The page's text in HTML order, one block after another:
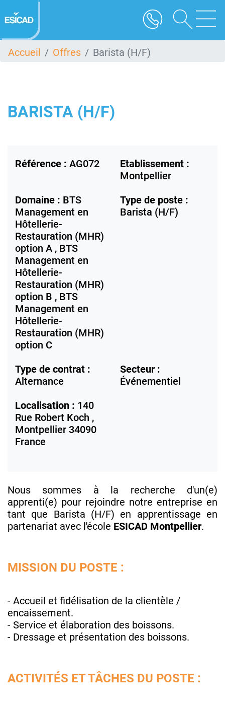
au
contenu
Accueil Offres Barista (H/F)
BARISTA (H/F)
Référence : AG072
Etablissement :
Montpellier
Domaine : BTS
Management en
Hôtellerie-
Restauration (MHR)
option A , BTS
Management en
Hôtellerie-
Restauration (MHR)
option B , BTS
Management en
Hôtellerie-
Restauration (MHR)
option C
Type de poste :
Barista (H/F)
Type de contrat :
Alternance
Secteur :
Événementiel
Localisation : 140
Rue Robert Koch ,
Montpellier 34090
France
Nous sommes à la recherche d'un(e)
apprenti(e) pour rejoindre notre entreprise en
tant que Barista (H/F) en apprentissage en
partenariat avec l'école ESICAD Montpellier.
MISSION DU POSTE :
- Accueil et fidélisation de la clientèle /
encaissement.
- Service et élaboration des boissons.
- Dressage et présentation des boissons.
ACTIVITÉS ET TÂCHES DU POSTE :